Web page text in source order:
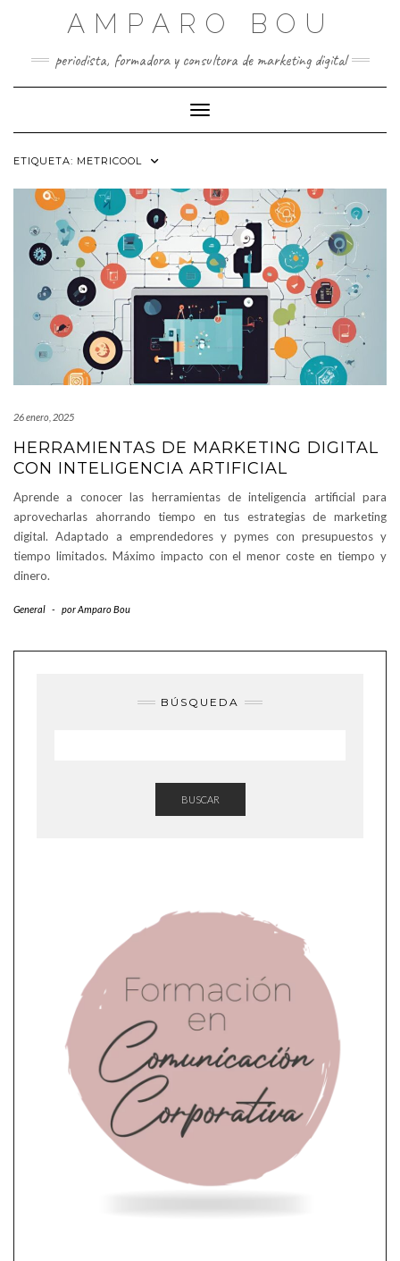
AMPARO BOU
periodista, formadora y consultora de marketing digital
Cambiar modo de navegación
ETIQUETA: METRICOOL
26 enero, 2025
HERRAMIENTAS DE MARKETING DIGITAL
CON INTELIGENCIA ARTIFICIAL
Aprende a conocer las herramientas de inteligencia artificial para
aprovecharlas ahorrando tiempo en tus estrategias de marketing
digital. Adaptado a emprendedores y pymes con presupuestos y
tiempo limitados. Máximo impacto con el menor coste en tiempo y
dinero.
General - porAmparo Bou
BÚSQUEDA
BUSCAR